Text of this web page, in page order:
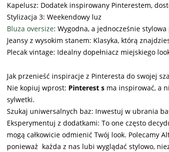
Kapelusz: Dodatek inspirowany Pinterestem,
Stylizacja 3: Weekendowy luz
Bluza oversize: Wygodna, a jednocześnie
Jeansy z wysokim stanem: Klasyka, którą
Plecak vintage: Idealny dopełniacz miejskiego
Jak przenieść inspiracje z Pinteresta do swojej
Nie kopiuj wprost: Pinterest s ma inspirować, a
sylwetki.
Szukaj uniwersalnych baz: Inwestuj w ubrania
Eksperymentuj z dodatkami: To one często
mogą całkowicie odmienić Twój look. Polecamy
ponieważ każda z nas lubi wyglądać stylowo,